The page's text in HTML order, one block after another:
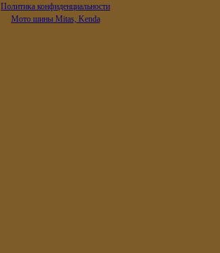
Политика конфиденциальности
Мото шины Mitas, Kenda